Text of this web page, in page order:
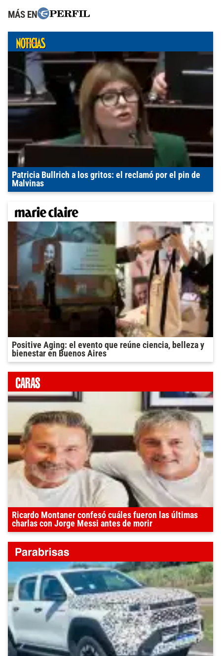
MÁS EN
Patricia Bullrich a los gritos: el reclamó por el pin de
Malvinas
Positive Aging: el evento que reúne ciencia, belleza y
bienestar en Buenos Aires
Ricardo Montaner confesó cuáles fueron las últimas
charlas con Jorge Messi antes de morir